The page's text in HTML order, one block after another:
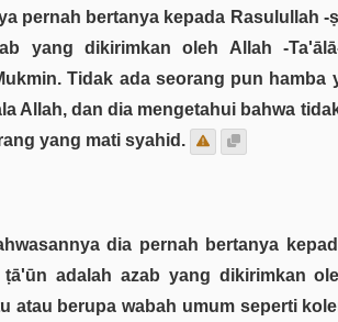
pernah bertanya kepada Rasulullah
yang dikirimkan oleh Allah -
Tidak ada seorang pun
Allah, dan dia mengetahui bahwa
yang mati syahid.
dia pernah bertanya
adalah azab yang dikirimkan
atau berupa wabah umum seperti